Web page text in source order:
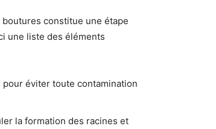
constitue une étape
une liste des éléments
éviter toute contamination
la formation des racines et